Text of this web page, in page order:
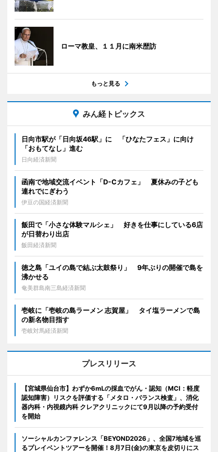
ローマ教皇、１１月に南米歴訪
もっと見る
みん経トピックス
日向市駅が「日向坂46駅」に 「ひなたフェス」に向け
「おもてなし」進む
日向経済新聞
函南で地域交流イベント「D-Cカフェ」 夏休みの子ども
連れでにぎわう
伊豆の国経済新聞
飯田で「小さな体験マルシェ」 好きを仕事にしている6店
が日替わり出店
飯田経済新聞
徳之島「ユイの島で結ぶ太鼓祭り」 9年ぶりの開催で島を
沸かせる
奄美群島南三島経済新聞
壱岐に「壱岐の島ラーメン 志賀屋」 タイ塩ラーメンで島
の新名物目指す
壱岐対馬経済新聞
プレスリリース
【宮城県仙台市】わずか6mLの採血でがん・認知（MCI：軽度
認知障害）リスクを評価する「メタロ・バランス検査」、消化
器内科・内視鏡内科 クレアクリニックにて9月以降の予約受付
を開始
ソーシャルカンファレンス「BEYOND2026」、全国7地域を巡
るプレイベントツアーを開催！8月7日(金)の東京を皮切りにス